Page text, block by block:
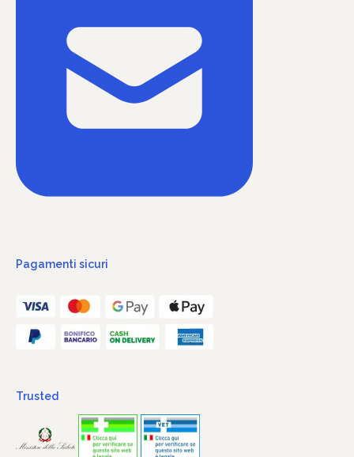
Pagamenti sicuri
Trusted